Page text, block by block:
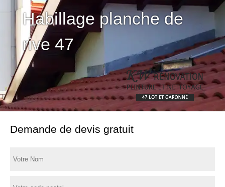
Habillage planche de
rive 47
Demande de devis gratuit